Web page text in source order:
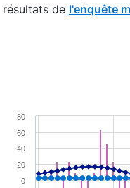
résultats de l'enquête
Combination chart with
View as data table,
The chart has 1 X axis
0
20
40
60
80